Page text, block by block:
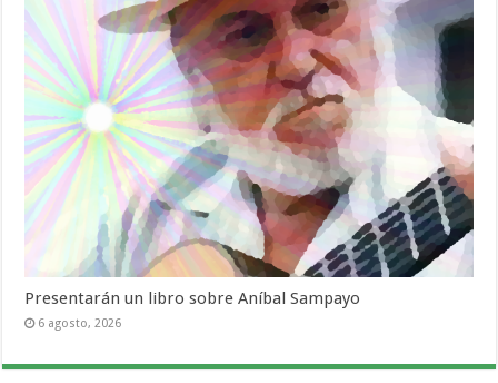
Presentarán un libro sobre Aníbal Sampayo
6 agosto, 2026